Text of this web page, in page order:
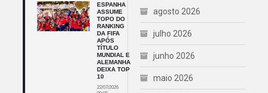
ESPANHA
ASSUME
TOPO DO
RANKING
DA FIFA
APÓS
TÍTULO
MUNDIAL E
ALEMANHA
DEIXA TOP
10
22/07/2026
agosto 2026
julho 2026
junho 2026
maio 2026